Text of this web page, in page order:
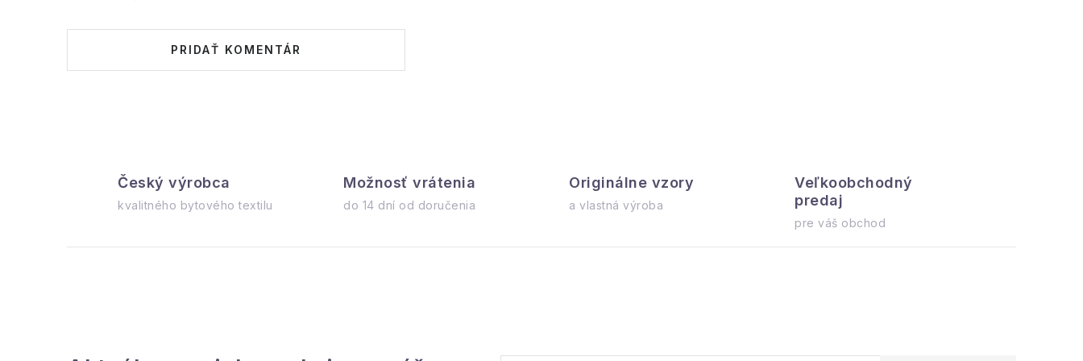
Český výrobca
kvalitného bytového textilu
Možnosť vrátenia
do 14 dní od doručenia
Originálne vzory
a vlastná výroba
Veľkoobchodný
predaj
pre váš obchod
PRIDAŤ KOMENTÁR